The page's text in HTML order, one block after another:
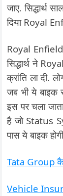
जाए. सिद्धार्थ
दिया Royal
Royal
सिद्धार्थ ने
क्रांति ला दी.
जब भी ये बाइक
इस पर चला
है जो Status
पास ये बाइक
Tata Group
Vehicle